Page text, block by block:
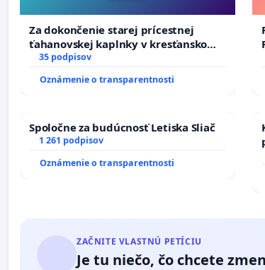
Za dokončenie starej prícestnej
ťahanovskej kaplnky v kresťanskom
duchu.
35 podpisov
Oznámenie o transparentnosti
Spoločne za budúcnosť Letiska Sliač
1 261 podpisov
Oznámenie o transparentnosti
ZAČNITE VLASTNÚ PETÍCIU
Je tu niečo, čo chcete